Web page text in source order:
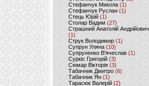
Стефанчук Микола (1)
Стефанчук Руслан (1)
Стець Юрій (1)
Столар Вадим(27)
Страшний Анатолій Андрійович
(1)
Струк Володимир (1)
Супрун Уляна (10)
Супруненко В'ячеслав (1)
Суркіс Григорій (3)
Сюмар Вікторія (3)
Табачник Дмитро (6)
Табачник Ян(1)
Тарасюк Валерій (2)